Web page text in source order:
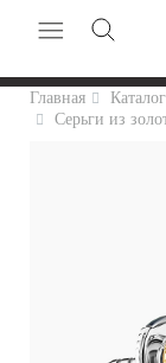
Главная Каталог
Серьги из